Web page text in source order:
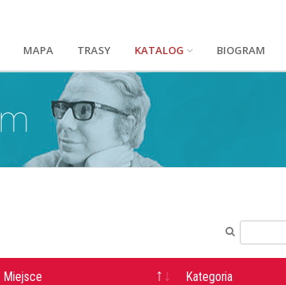
MAPA TRASY KATALOG BIOGRAM
Miejsce Kategoria